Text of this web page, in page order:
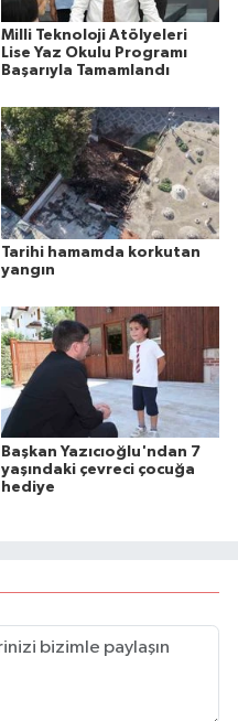
Milli Teknoloji Atölyeleri
Lise Yaz Okulu Programı
Başarıyla Tamamlandı
Tarihi hamamda korkutan
yangın
Başkan Yazıcıoğlu'ndan 7
yaşındaki çevreci çocuğa
hediye